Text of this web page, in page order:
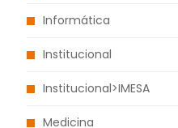
Informática
Institucional
Institucional>IMESA
Medicina